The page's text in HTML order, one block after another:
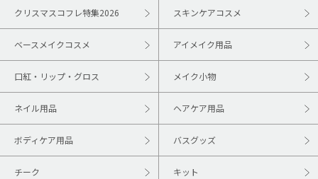
クリスマスコフレ特集2026 スキンケアコスメ
ベースメイクコスメ アイメイク用品
口紅・リップ・グロス メイク小物
ネイル用品 ヘアケア用品
ボディケア用品 バスグッズ
チーク キット